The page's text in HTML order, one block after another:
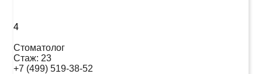
4
Стоматолог
Стаж: 23
+7 (499) 519-38-52